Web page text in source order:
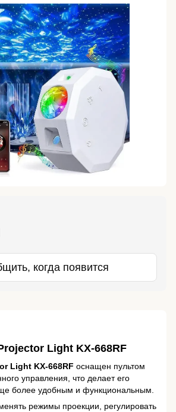
когда появится
Light KX-668RF
Light KX-668RF оснащен пультом
управления, что делает его
более удобным и функциональным.
режимы проекции, регулировать